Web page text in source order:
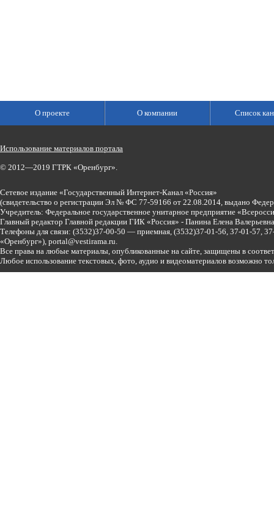
О проекте О компании Список
Использование материалов портала
© 2012—2019 ГТРК «Оренбург».
Сетевое издание «Государственный Интернет-Канал «Россия»
(свидетельство о регистрации Эл № ФС 77-59166 от 22.08.2014, выдано
Учредитель: Федеральное государственное унитарное предприятие
Главный редактор Главной редакции ГИК «Россия» - Панина Елена
Телефоны для связи: (3532)37-00-50 — приемная, (3532)37-01-56, 37-01-57,
«Оренбург»), portal@vestirama.ru.
Все права на любые материалы, опубликованные на сайте, защищены в
Любое использование текстовых, фото, аудио и видеоматериалов возможно